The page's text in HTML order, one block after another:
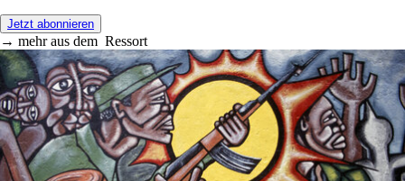
Jetzt abonnieren
→ mehr aus dem Ressort